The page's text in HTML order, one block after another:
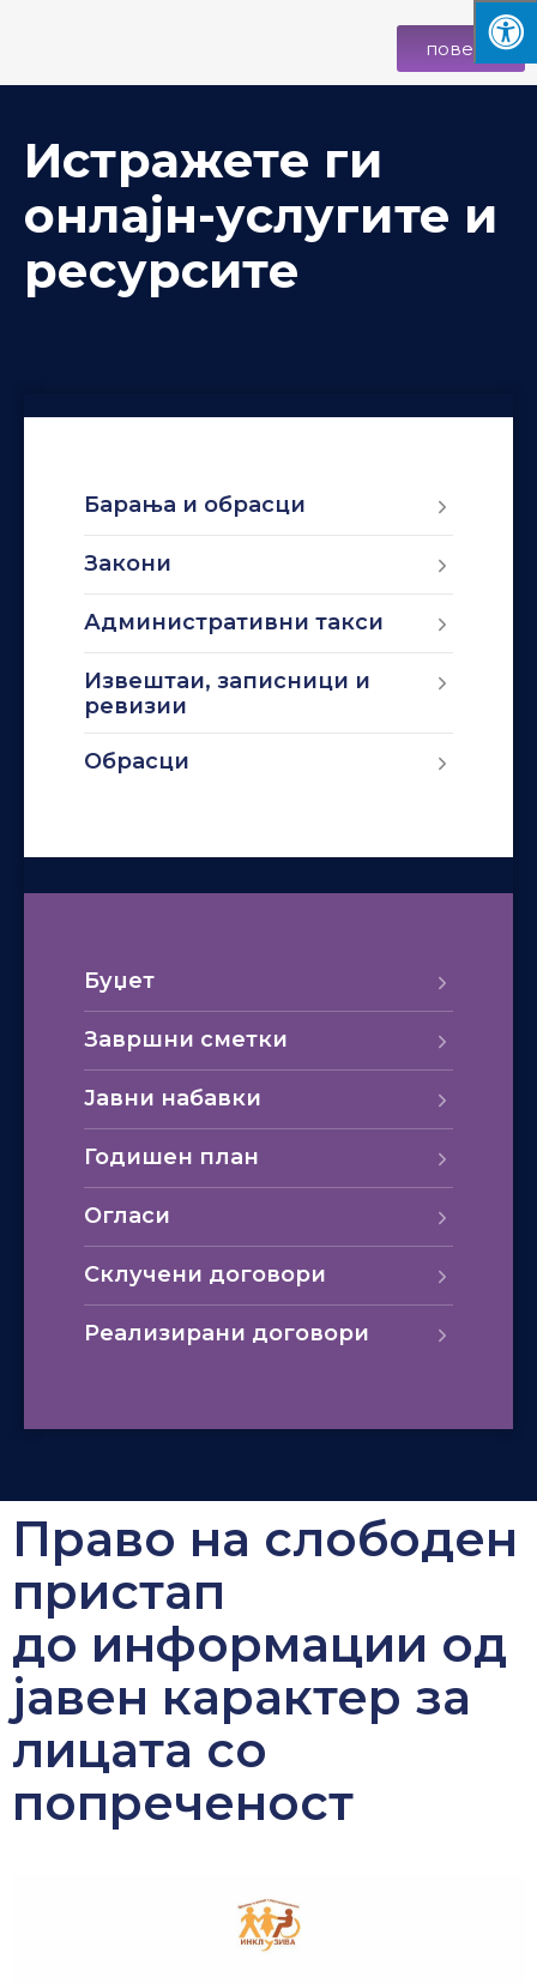
повеќе
Истражете ги
онлајн-услугите и
ресурсите
Барања и обрасци
Закони
Административни такси
Извештаи, записници и
ревизии
Обрасци
Буџет
Завршни сметки
Јавни набавки
Годишен план
Огласи
Склучени договори
Реализирани договори
Право на слободен
пристап
до информации од
јавен карактер за
лицата со
попреченост